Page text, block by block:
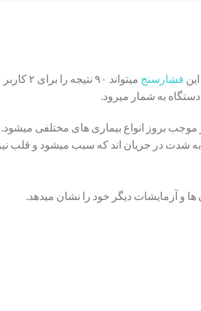
فشارسنج
میتواند ۹۰ نتیجه را برای ۲ کاربر
موجب بروز انواع بیماری های مختلفی میشود.
شدت در جریان اند که سبب میشود و قلب نیز
و آزمایشات دیگر خود را نشان میدهد.